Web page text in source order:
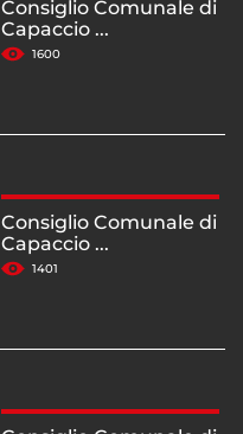
Consiglio Comunale di
Capaccio ...
1600
Consiglio Comunale di
Capaccio ...
1401